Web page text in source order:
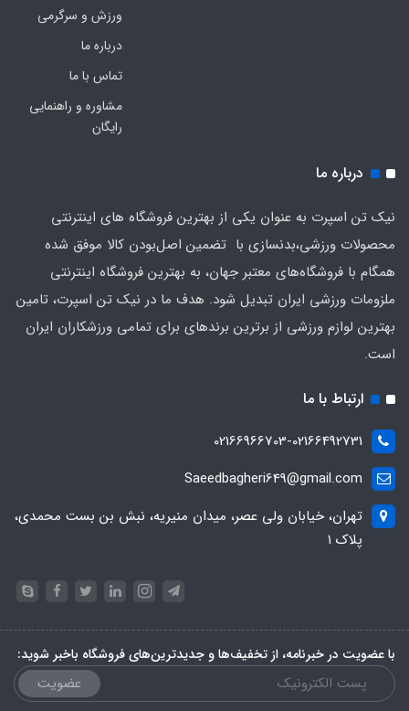
ورزش و سرگرمی
درباره ما
تماس با ما
مشاوره و راهنمایی
رایگان
درباره ما
نیک تن اسپرت به عنوان یکی از بهترین فروشگاه های اینترنتی
محصولات ورزشی،بدنسازی با تضمین اصل‌بودن کالا موفق شده
همگام با فروشگاه‌های معتبر جهان، به بهترین فروشگاه اینترنتی
ملزومات ورزشی ایران تبدیل شود. هدف ما در نیک تن اسپرت، تامین
بهترین لوازم ورزشی از برترین برندهای برای تمامی ورزشکاران ایران
است.
ارتباط با ما
02166966703-02166492731
Saeedbagheri649@gmail.com
تهران، خیابان ولی عصر، میدان منیریه، نبش بن بست محمدی،
پلاک ۱
با عضویت در خبرنامه، از تخفیف‌ها و جدیدترین‌های فروشگاه باخبر شوید:
عضویت